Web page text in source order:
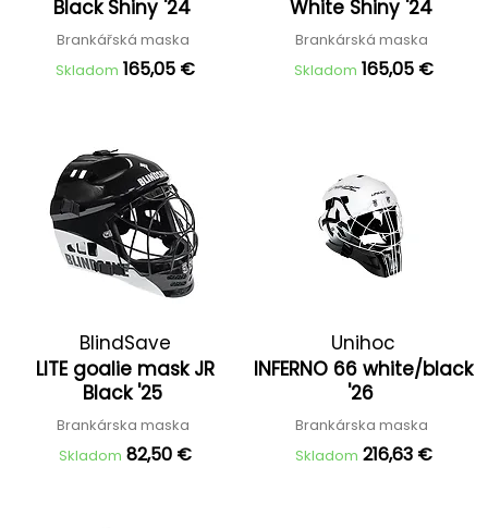
Black Shiny '24
Brankářská maska
Skladom 165,05 €
White Shiny '24
Brankárská maska
Skladom 165,05 €
BlindSave
LITE goalie mask JR
Black '25
Brankárska maska
Skladom 82,50 €
Unihoc
INFERNO 66 white/black
'26
Brankárska maska
Skladom 216,63 €